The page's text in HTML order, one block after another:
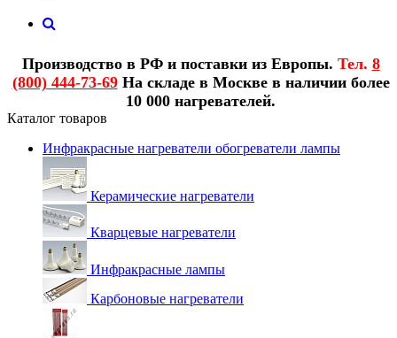
Производство в РФ и поставки из Европы. Тел. 8
(800) 444-73-69На складе в Москве в наличии более
10 000 нагревателей.
Каталог товаров
Инфракрасные нагреватели обогреватели лампы
Керамические нагреватели
Кварцевые нагреватели
Инфракрасные лампы
Карбоновые нагреватели